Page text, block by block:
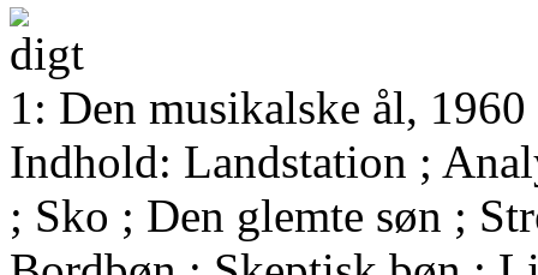
1: Den musikalske ål, 1960
Indhold: Landstation ;
; Sko ; Den glemte søn ;